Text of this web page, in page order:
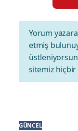
Yorum
etmiş
sitemiz
GÜNCEL